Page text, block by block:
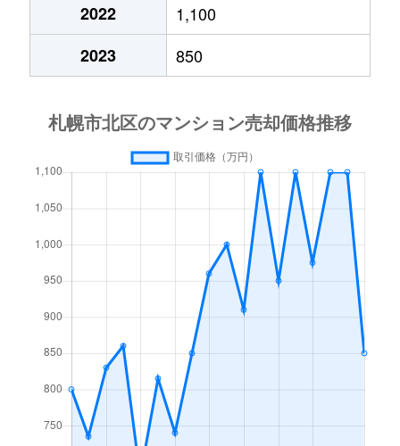
あいの里２条
550万円
あいの里２条
600万円
あいの里２条
あいの里教育大
あいの里３条
1,300万円 あいの里教育大
あいの里公園
麻生町
2,200万円 麻生
北６条西
1,200万円 札幌(ＪＲ)
北７条西
610万円
北７条西
2,300万円
北７条西
4,000万円
2022
1,100
2023
850